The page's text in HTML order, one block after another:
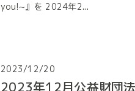
you!~』を 2024年2...
2023/12/20
2023年12月公益財団